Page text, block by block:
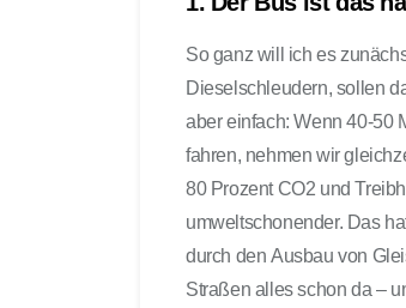
So ganz will ich es
Dieselschleudern, sollen
aber einfach: Wenn 40-50
fahren, nehmen wir
80 Prozent CO2 und
umweltschonender. Das
durch den Ausbau von
Straßen alles schon da –